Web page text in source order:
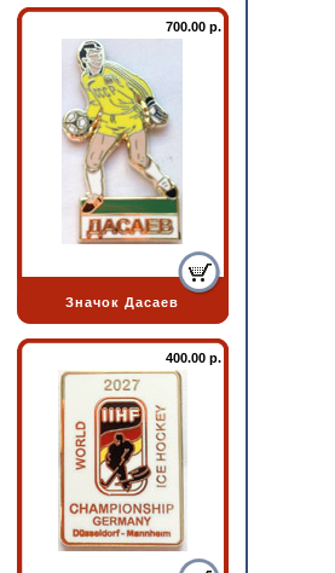
700.00 р.
Значок Дасаев
400.00 р.